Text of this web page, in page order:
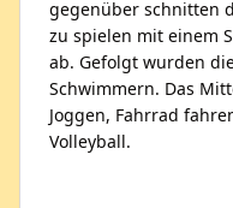
gegenüber schnitten
zu spielen mit einem
ab. Gefolgt wurden
Schwimmern. Das
Joggen, Fahrrad
Volleyball.